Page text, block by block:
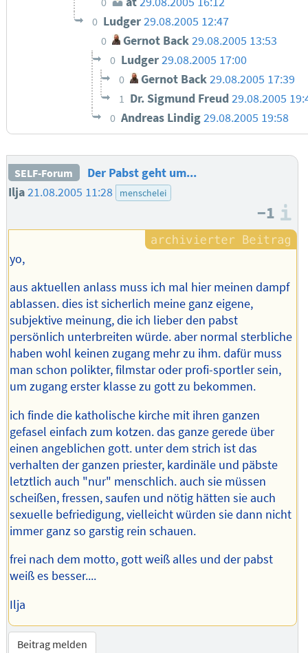
0 Ludger29.08.2005 12:47
0 Gernot Back29.08.2005 13:53
0 Ludger29.08.2005 17:00
0 Gernot Back29.08.2005 17:39
1 Dr. Sigmund Freud29.08.2005
0 Andreas Lindig29.08.2005 19:58
SELF-Forum
Der Pabst geht um...
Ilja21.08.2005 11:28 menschelei
−1
yo,
aus aktuellen anlass muss ich mal hier meinen dampf
ablassen. dies ist sicherlich meine ganz eigene,
subjektive meinung, die ich lieber den pabst
persönlich unterbreiten würde. aber normal sterbliche
haben wohl keinen zugang mehr zu ihm. dafür muss
man schon polikter, filmstar oder profi-sportler sein,
um zugang erster klasse zu gott zu bekommen.
ich finde die katholische kirche mit ihren ganzen
gefasel einfach zum kotzen. das ganze gerede über
einen angeblichen gott. unter dem strich ist das
verhalten der ganzen priester, kardinäle und päbste
letztlich auch "nur" menschlich. auch sie müssen
scheißen, fressen, saufen und nötig hätten sie auch
sexuelle befriedigung, vielleicht würden sie dann nicht
immer ganz so garstig rein schauen.
frei nach dem motto, gott weiß alles und der pabst
weiß es besser....
Ilja
Beitrag melden